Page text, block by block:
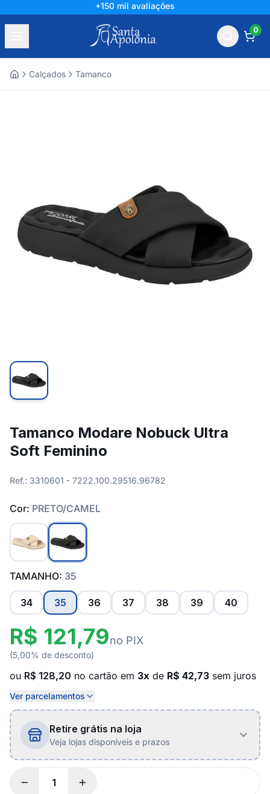
+150 mil avaliações
0
Calçados Tamanco
Tamanco Modare Nobuck Ultra
Soft Feminino
Ref.: 3310601 - 7222.100.29516.96782
Cor: PRETO/CAMEL
TAMANHO: 35
34 35 36 37 38 39 40
R$ 121,79no PIX
(5,00% de desconto)
ou R$ 128,20 no cartão em 3x de R$ 42,73 sem juros
Ver parcelamentos
Retire grátis na loja
Veja lojas disponíveis e prazos